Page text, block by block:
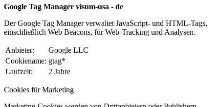
Google Tag Manager visum-usa - de
Der Google Tag Manager verwaltet JavaScript- und HTML-Tags,
einschließlich Web Beacons, für Web-Tracking und Analysen.
Anbieter:
Google LLC
Cookiename: gtag*
Laufzeit:
2 Jahre
Cookies für Marketing